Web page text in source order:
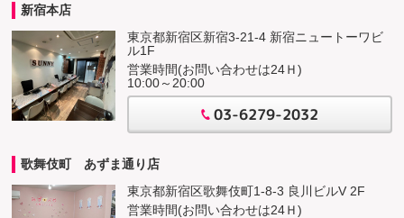
新宿本店
東京都新宿区新宿3-21-4 新宿ニュートーワビ
ル1F
営業時間(お問い合わせは24Ｈ)
10:00～20:00
03-6279-2032
歌舞伎町 あずま通り店
東京都新宿区歌舞伎町1-8-3 良川ビルV 2F
営業時間(お問い合わせは24Ｈ)